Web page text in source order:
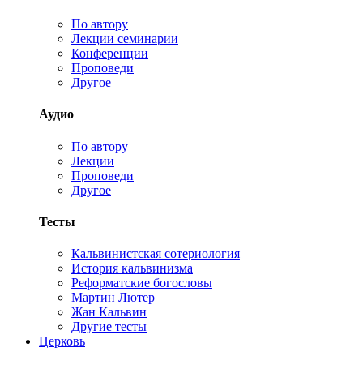
По автору
Лекции семинарии
Конференции
Проповеди
Другое
Аудио
По автору
Лекции
Проповеди
Другое
Тесты
Кальвинистская сотериология
История кальвинизма
Реформатские богословы
Мартин Лютер
Жан Кальвин
Другие тесты
Церковь